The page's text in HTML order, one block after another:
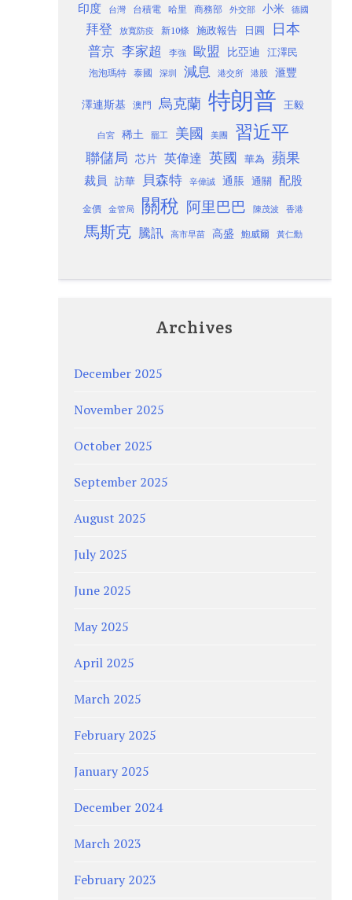
印度
台灣 台積電 哈里 商務部 外交部 小米 德國
拜登 放寬防疫 新10條 施政報告 日圓 日本
普京 李家超 李強 歐盟 比亞迪 江澤民
泡泡瑪特 泰國 深圳 減息 港交所 港股 滙豐
澤連斯基 澳門 烏克蘭 特朗普 王毅
白宮 稀土 罷工 美國 美團 習近平
聯儲局 芯片 英偉達 英國 華為 蘋果
裁員 訪華 貝森特 辛偉誠 通脹 通關 配股
金價 金管局 關稅 阿里巴巴 陳茂波 香港
馬斯克 騰訊 高市早苗 高盛 鮑威爾 黃仁勳
Archives
December 2025
November 2025
October 2025
September 2025
August 2025
July 2025
June 2025
May 2025
April 2025
March 2025
February 2025
January 2025
December 2024
March 2023
February 2023